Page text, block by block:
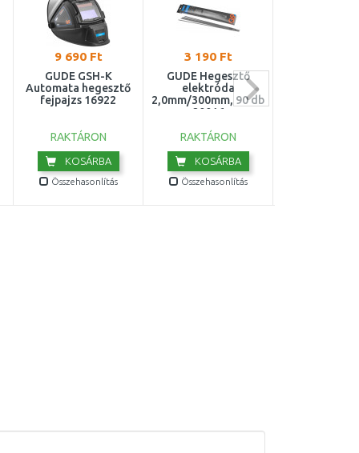
9 690 Ft
GÜDE GSH-K
Automata hegesztő
fejpajzs 16922
RAKTÁRON
KOSÁRBA
Összehasonlítás
3 190 Ft
GÜDE Hegesztő
elektróda
2,0mm/300mm, 90 db
20016
RAKTÁRON
KOSÁRBA
Összehasonlítás